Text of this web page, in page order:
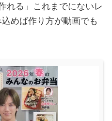
れる」これまでにないレ
めば作り方が動画でも